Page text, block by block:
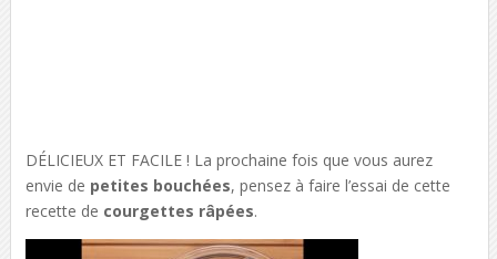
DÉLICIEUX ET FACILE ! La prochaine fois que vous aurez
envie de petites bouchées, pensez à faire l’essai de cette
recette de courgettes râpées.